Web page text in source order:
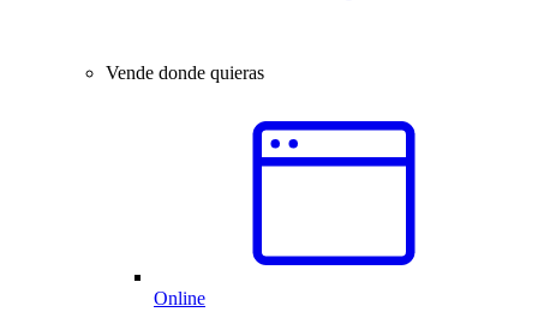
Vende donde quieras
Online